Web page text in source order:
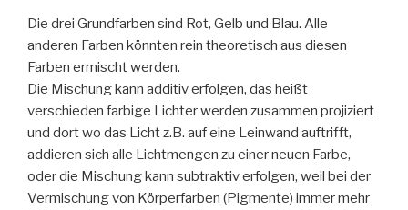
Die drei Grundfarben sind Rot, Gelb und Blau. Alle
anderen Farben könnten rein theoretisch aus diesen
Farben ermischt werden.
Die Mischung kann additiv erfolgen, das heißt
verschieden farbige Lichter werden zusammen projiziert
und dort wo das Licht z.B. auf eine Leinwand auftrifft,
addieren sich alle Lichtmengen zu einer neuen Farbe,
oder die Mischung kann subtraktiv erfolgen, weil bei der
Vermischung von Körperfarben (Pigmente) immer mehr